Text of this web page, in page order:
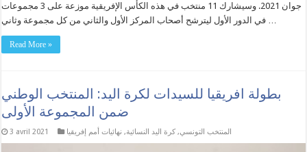
جوان 2021. وسيشارك 11 منتخب في هذه الكأس الإفريقية موزعة على 3 مجموعات
في الدور الأول ليترشح أصحاب المركز الأول والثاني من كل مجموعة وثاني …
Read More »
بطولة افريقيا للسيدات لكرة اليد: المنتخب الوطني
ضمن المجموعة الأولى
3 avril 2021 المنتخب التونسي, كرة اليد النسائية, نهائيات أمم إفريقيا